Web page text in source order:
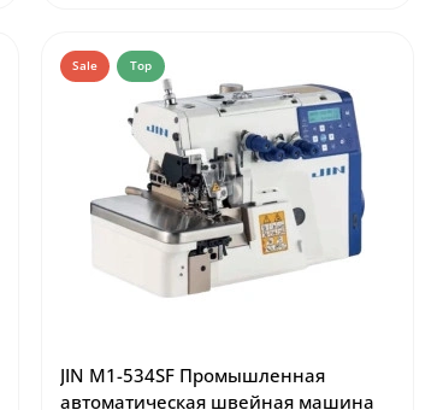
Sale Top
JIN M1-534SF Промышленная
автоматическая швейная машина